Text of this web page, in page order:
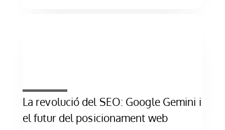
La revolució del SEO: Google Gemini i
el futur del posicionament web